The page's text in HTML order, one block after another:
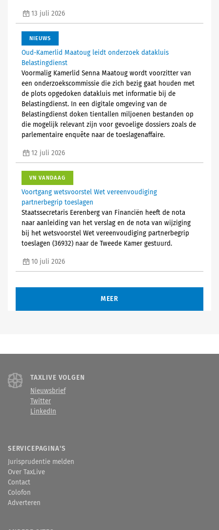
13 juli 2026
NIEUWS
Oud-Kamerlid Maatoug leidt onderzoek datakluis
Belastingdienst
Voormalig Kamerlid Senna Maatoug wordt voorzitter van
een onderzoekscommissie die zich bezig gaat houden met
de plots opgedoken datakluis met informatie bij de
Belastingdienst. In een digitale omgeving van de
Belastingdienst doken tientallen miljoenen bestanden op
die mogelijk relevant zijn voor gevoelige dossiers zoals de
parlementaire enquête naar de toeslagenaffaire.
12 juli 2026
VN VANDAAG
Voortgang wetsvoorstel Wet vereenvoudiging
partnerbegrip toeslagen
Staatssecretaris Eerenberg van Financiën heeft de nota
naar aanleiding van het verslag en de nota van wijziging
bij het wetsvoorstel Wet vereenvoudiging partnerbegrip
toeslagen (36932) naar de Tweede Kamer gestuurd.
10 juli 2026
MEER
TAXLIVE VOLGEN
Nieuwsbrief
Twitter
LinkedIn
SERVICEPAGINA'S
Jurisprudentie melden
Over TaxLive
Contact
Colofon
Adverteren